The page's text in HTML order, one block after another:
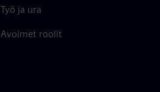
Työ ja ura
Avoimet roolit